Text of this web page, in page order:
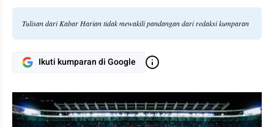
Tulisan dari Kabar Harian tidak mewakili pandangan dari redaksi kumparan
Ikuti kumparan di Google